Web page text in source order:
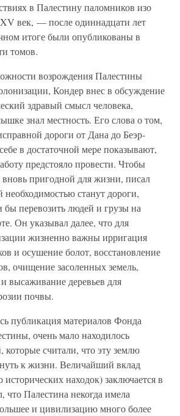
в Палестину паломников изо
век, — после одиннадцати лет
итоге были опубликованы в
томов.
возрождения Палестины
Кондер внес в обсуждение
здравый смысл человека,
знал местность. Его слова о том,
дороги от Дана до Беэр-
в достаточной мере показывают,
предстояло провести. Чтобы
вновь пригодной для жизни, писал
станут дороги,
бы перевозить людей и грузы на
Он указывал далее, что для
жизненно важны ирригация
и осушение болот, восстановление
очищение засоленных земель,
высаживание деревьев для
почвы.
публикация материалов Фонда
очень мало находилось
считали, что эту землю
к жизни. Величайший вклад
находок) заключается в
что Палестина некогда имела
и цивилизацию много более